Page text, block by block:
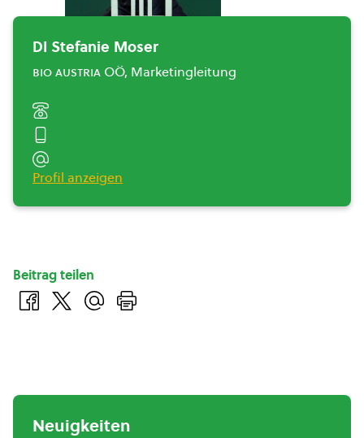
DI Stefanie Moser
bio austria OÖ, Marketingleitung
Profil anzeigen
Beitrag teilen
Neuigkeiten